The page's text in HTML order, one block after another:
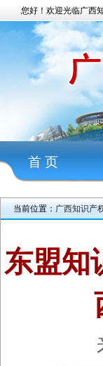
您好！欢迎光临广西
首 页
当前位置： 广西知识产
东盟知